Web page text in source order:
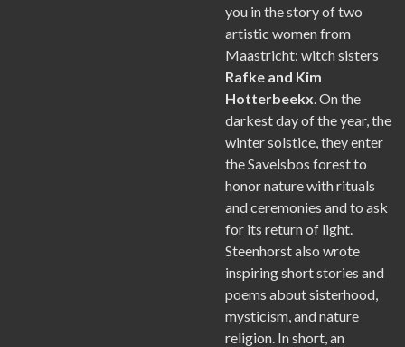
you in the story of two
artistic women from
Maastricht: witch sisters
Rafke and Kim
Hotterbeekx. On the
darkest day of the year, the
winter solstice, they enter
the Savelsbos forest to
honor nature with rituals
and ceremonies and to ask
for its return of light.
Steenhorst also wrote
inspiring short stories and
poems about sisterhood,
mysticism, and nature
religion. In short, an